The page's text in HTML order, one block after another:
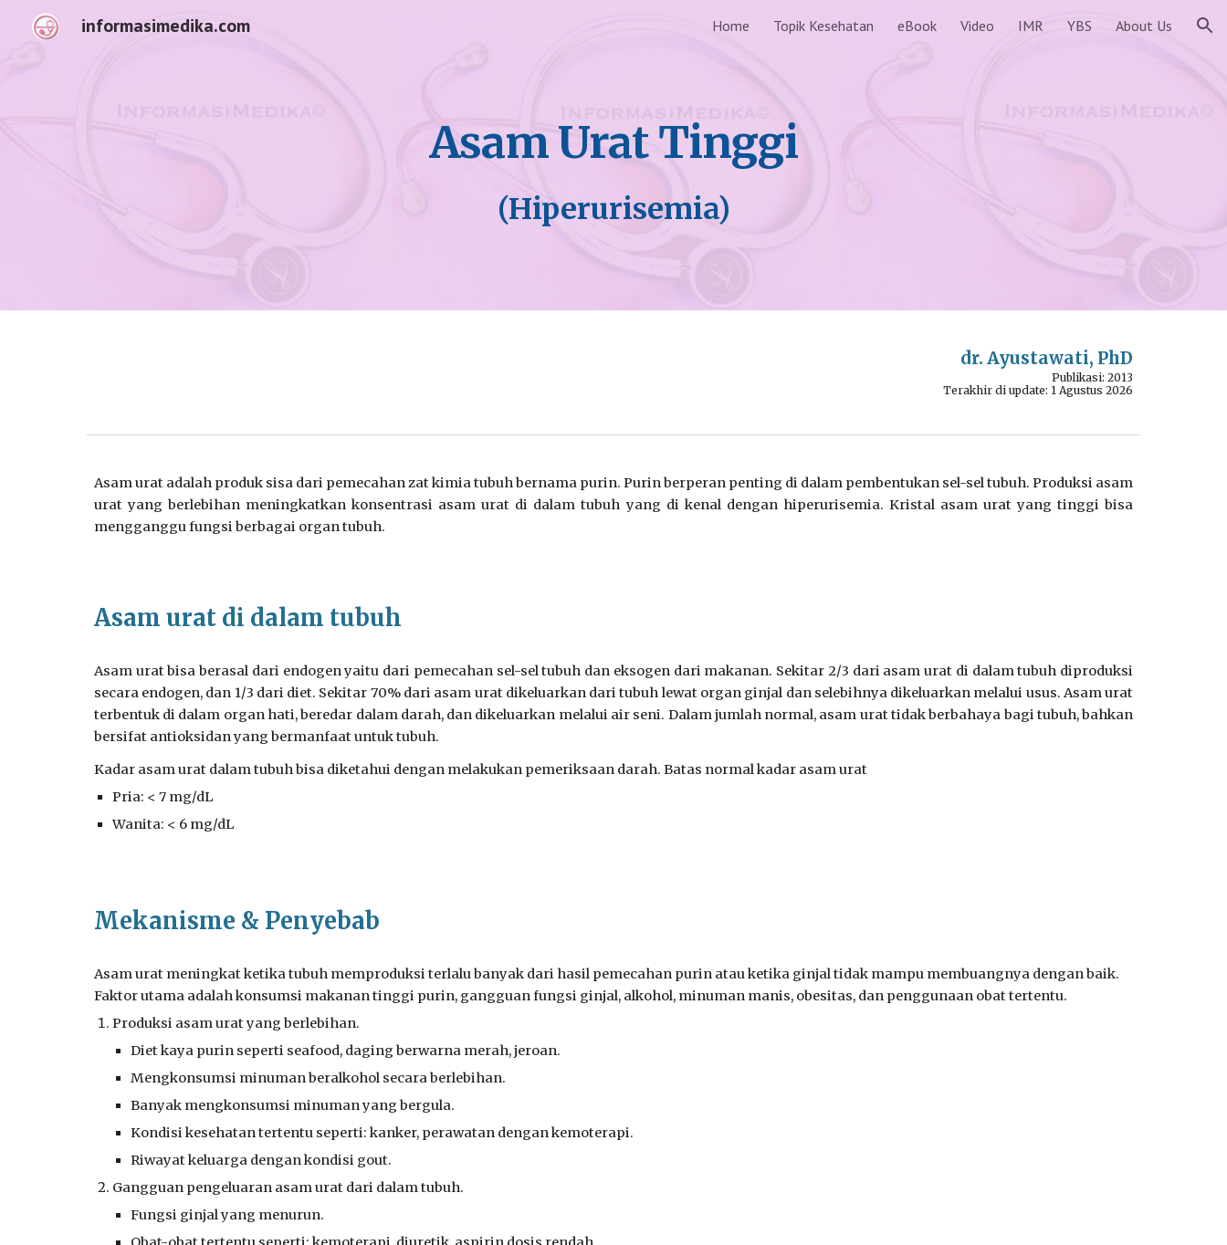
Skip to navigation
informasimedika.com Home Topik Kesehatan eBook Video IMR YBS About Us
Asam Urat Tinggi
(Hiperurisemia)
dr. Ayustawati, PhD
Publikasi: 2013
Terakhir di update: 1 Agustus 2026
Asam urat adalah produk sisa dari pemecahan zat kimia tubuh bernama purin. Purin berperan penting di dalam pembentukan sel-sel tubuh. Produksi asam
urat yang berlebihan meningkatkan konsentrasi asam urat di dalam tubuh yang di kenal dengan hiperurisemia. Kristal asam urat yang tinggi bisa
mengganggu fungsi berbagai organ tubuh.
Asam urat di dalam tubuh
Asam urat bisa berasal dari endogen yaitu dari pemecahan sel-sel tubuh dan eksogen dari makanan. Sekitar 2/3 dari asam urat di dalam tubuh diproduksi
secara endogen, dan 1/3 dari diet. Sekitar 70% dari asam urat dikeluarkan dari tubuh lewat organ ginjal dan selebihnya dikeluarkan melalui usus. Asam urat
terbentuk di dalam organ hati, beredar dalam darah, dan dikeluarkan melalui air seni. Dalam jumlah normal, asam urat tidak berbahaya bagi tubuh, bahkan
bersifat antioksidan yang bermanfaat untuk tubuh.
Kadar asam urat dalam tubuh bisa diketahui dengan melakukan pemeriksaan darah. Batas normal kadar asam urat
Pria: < 7 mg/dL
Wanita: < 6 mg/dL
Mekanisme & Penyebab
Asam urat meningkat ketika tubuh memproduksi terlalu banyak dari hasil pemecahan purin atau ketika ginjal tidak mampu membuangnya dengan baik.
Faktor utama adalah konsumsi makanan tinggi purin, gangguan fungsi ginjal, alkohol, minuman manis, obesitas, dan penggunaan obat tertentu.
Produksi asam urat yang berlebihan.
Diet kaya purin seperti seafood, daging berwarna merah, jeroan.
Mengkonsumsi minuman beralkohol secara berlebihan.
Banyak mengkonsumsi minuman yang bergula.
Kondisi kesehatan tertentu seperti: kanker, perawatan dengan kemoterapi.
Riwayat keluarga dengan kondisi gout.
Gangguan pengeluaran asam urat dari dalam tubuh.
Fungsi ginjal yang menurun.